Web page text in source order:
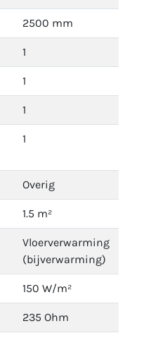
2500 mm
1
1
1
1
Overig
1.5 m²
Vloerverwarming
(bijverwarming)
150 W/m²
235 Ohm